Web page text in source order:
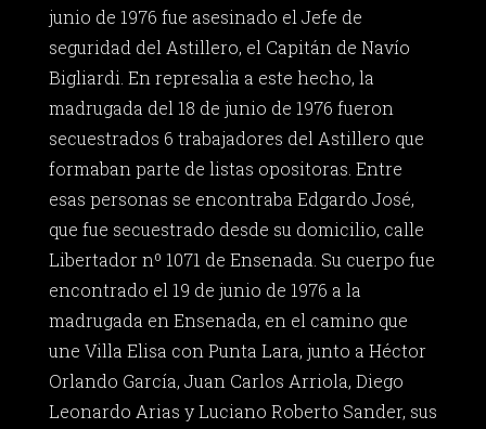
junio de 1976 fue asesinado el Jefe de
seguridad del Astillero, el Capitán de Navío
Bigliardi. En represalia a este hecho, la
madrugada del 18 de junio de 1976 fueron
secuestrados 6 trabajadores del Astillero que
formaban parte de listas opositoras. Entre
esas personas se encontraba Edgardo José,
que fue secuestrado desde su domicilio, calle
Libertador nº 1071 de Ensenada. Su cuerpo fue
encontrado el 19 de junio de 1976 a la
madrugada en Ensenada, en el camino que
une Villa Elisa con Punta Lara, junto a Héctor
Orlando García, Juan Carlos Arriola, Diego
Leonardo Arias y Luciano Roberto Sander, sus